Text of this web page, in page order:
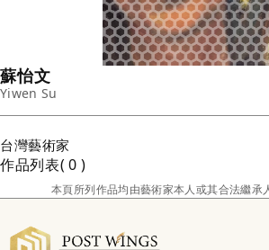
蘇怡文
Yiwen Su
台灣藝術家
作品列表 0
本頁所列作品均由藝術家本人或其合法繼承